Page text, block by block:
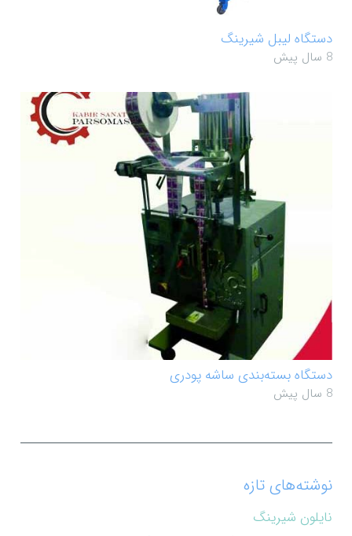
دستگاه لیبل شیرینگ
8 سال پیش
دستگاه بسته‌بندی ساشه پودری
8 سال پیش
نوشته‌های تازه
نایلون شیرینگ